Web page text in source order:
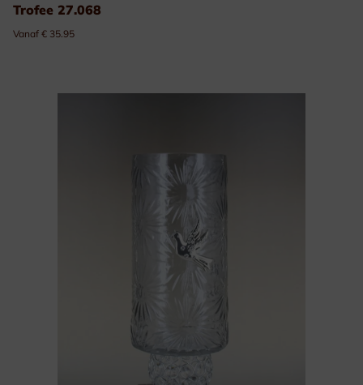
Trofee 27.068
Vanaf € 35.95